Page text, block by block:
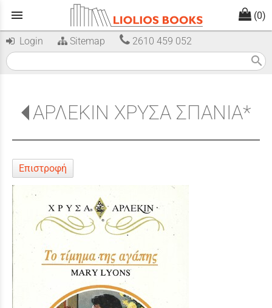
menu (0)
Login Sitemap 2610 459 052
search
ΑΡΛΕΚΙΝ ΧΡΥΣΑ ΣΠΑΝΙΑ*
Επιστροφή